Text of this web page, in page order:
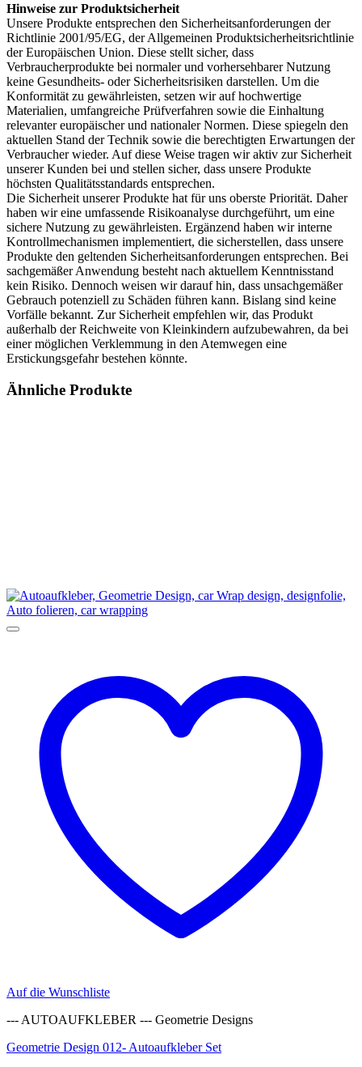
Hinweise zur Produktsicherheit
Unsere Produkte entsprechen den Sicherheitsanforderungen der
Richtlinie 2001/95/EG, der Allgemeinen Produktsicherheitsrichtlinie
der Europäischen Union. Diese stellt sicher, dass
Verbraucherprodukte bei normaler und vorhersehbarer Nutzung
keine Gesundheits- oder Sicherheitsrisiken darstellen. Um die
Konformität zu gewährleisten, setzen wir auf hochwertige
Materialien, umfangreiche Prüfverfahren sowie die Einhaltung
relevanter europäischer und nationaler Normen. Diese spiegeln den
aktuellen Stand der Technik sowie die berechtigten Erwartungen der
Verbraucher wieder. Auf diese Weise tragen wir aktiv zur Sicherheit
unserer Kunden bei und stellen sicher, dass unsere Produkte
höchsten Qualitätsstandards entsprechen.
Die Sicherheit unserer Produkte hat für uns oberste Priorität. Daher
haben wir eine umfassende Risikoanalyse durchgeführt, um eine
sichere Nutzung zu gewährleisten. Ergänzend haben wir interne
Kontrollmechanismen implementiert, die sicherstellen, dass unsere
Produkte den geltenden Sicherheitsanforderungen entsprechen. Bei
sachgemäßer Anwendung besteht nach aktuellem Kenntnisstand
kein Risiko. Dennoch weisen wir darauf hin, dass unsachgemäßer
Gebrauch potenziell zu Schäden führen kann. Bislang sind keine
Vorfälle bekannt. Zur Sicherheit empfehlen wir, das Produkt
außerhalb der Reichweite von Kleinkindern aufzubewahren, da bei
einer möglichen Verklemmung in den Atemwegen eine
Erstickungsgefahr bestehen könnte.
Ähnliche Produkte
Auf die Wunschliste
--- AUTOAUFKLEBER --- Geometrie Designs
Geometrie Design 012- Autoaufkleber Set